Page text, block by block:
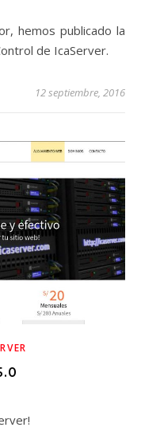
de IcaServer.
12 septiembre, 2016